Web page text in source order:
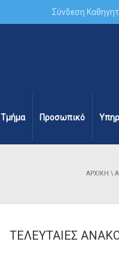
Σύνδεση
Τμήμα Προσωπικό
ΑΡΧΙΚΉ \
ΤΕΛΕΥΤΑΊΕΣ